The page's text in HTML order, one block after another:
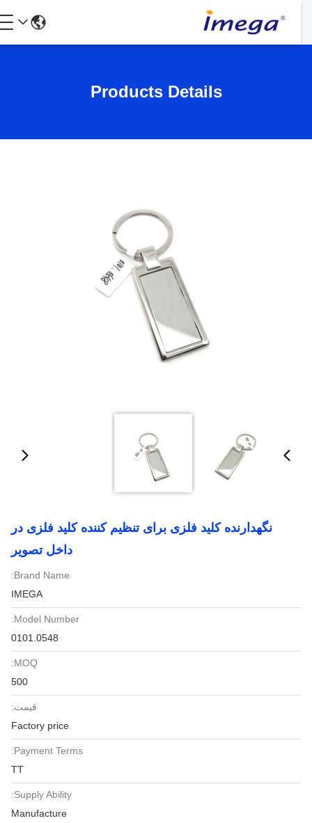
Products Details
نگهدارنده کلید فلزی برای تنظیم کننده کلید فلزی در
داخل تصویر
Brand Name:
IMEGA
Model Number:
0101.0548
MOQ:
500
قیمت:
Factory price
Payment Terms:
TT
Supply Ability:
Manufacture